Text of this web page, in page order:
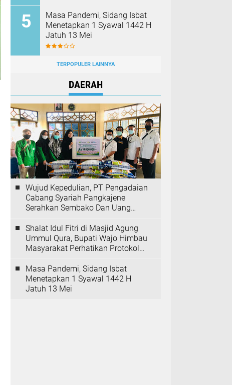
Masa Pandemi, Sidang Isbat
Menetapkan 1 Syawal 1442 H
Jatuh 13 Mei
TERPOPULER LAINNYA
DAERAH
Wujud Kepedulian, PT Pengadaian
Cabang Syariah Pangkajene
Serahkan Sembako Dan Uang
Rappang
Shalat Idul Fitri di Masjid Agung
Ummul Qura, Bupati Wajo Himbau
Masyarakat Perhatikan Protokol
Masa Pandemi, Sidang Isbat
Menetapkan 1 Syawal 1442 H
Jatuh 13 Mei